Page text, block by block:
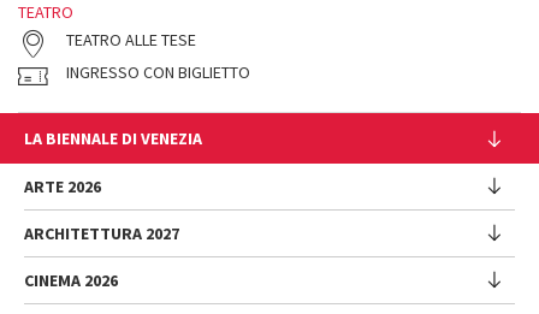
TEATRO
TEATRO ALLE TESE
INGRESSO CON BIGLIETTO
LA BIENNALE DI VENEZIA
L'Istituzione
Cariche istituzionali
Storia
Luoghi
Sponsorship
ARTE 2026
Esposizione
Intervento di Pietrangelo Buttafuoco
ARCHITETTURA 2027
Mostra
CINEMA 2026